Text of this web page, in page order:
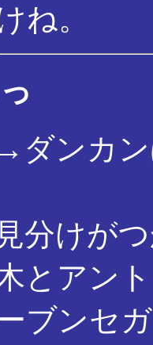
ね。
ンカン
分けが
とアン
ブンセ